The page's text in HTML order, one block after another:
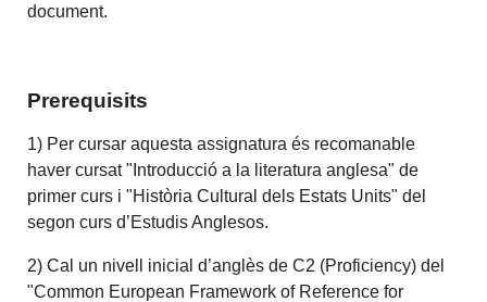
document.
Prerequisits
1) Per cursar aquesta assignatura és recomanable
haver cursat "Introducció a la literatura anglesa" de
primer curs i "Història Cultural dels Estats Units" del
segon curs d’Estudis Anglesos.
2) Cal un nivell inicial d’anglès de C2 (Proficiency) del
"Common European Framework of Reference for